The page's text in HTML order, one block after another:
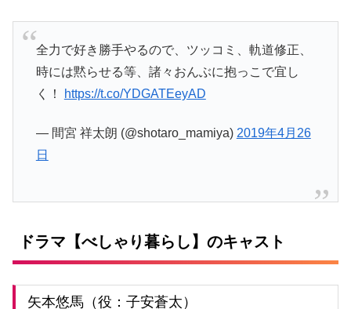
全力で好き勝手やるので、ツッコミ、軌道修正、
時には黙らせる等、諸々おんぶに抱っこで宜し
く！
https://t.co/YDGATEeyAD
— 間宮 祥太朗 (@shotaro_mamiya) 2019年4月26
日
ドラマ【べしゃり暮らし】のキャスト
矢本悠馬（役：子安蒼太）